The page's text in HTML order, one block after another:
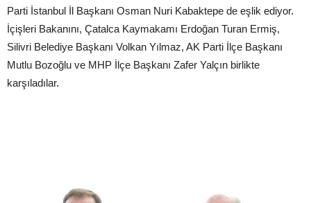
Parti İstanbul İl Başkanı Osman Nuri Kabaktepe de eşlik ediyor.
İçişleri Bakanını, Çatalca Kaymakamı Erdoğan Turan Ermiş,
Silivri Belediye Başkanı Volkan Yılmaz, AK Parti İlçe Başkanı
Mutlu Bozoğlu ve MHP İlçe Başkanı Zafer Yalçın birlikte
karşıladılar.